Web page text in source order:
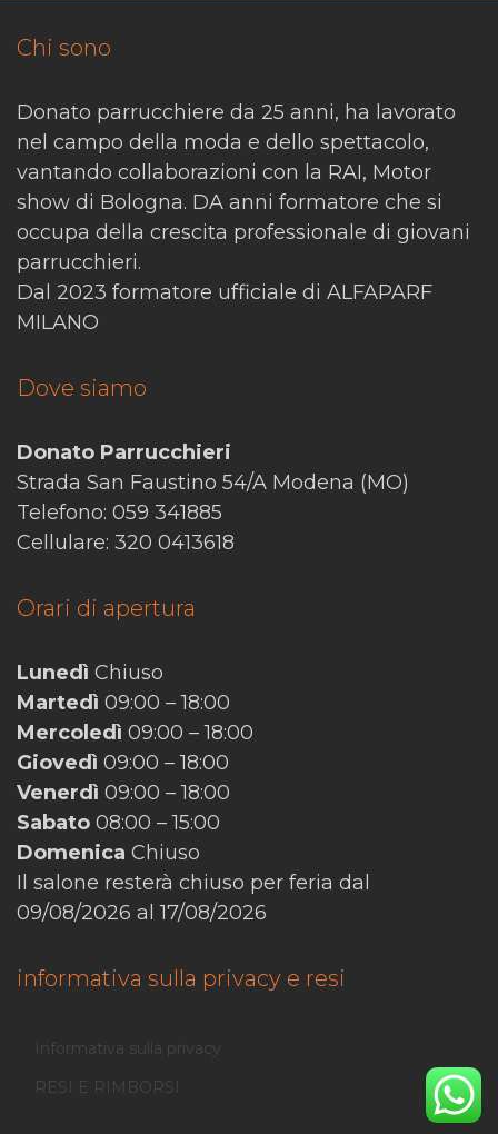
Chi sono
Donato parrucchiere da 25 anni, ha lavorato
nel campo della moda e dello spettacolo,
vantando collaborazioni con la RAI, Motor
show di Bologna. DA anni formatore che si
occupa della crescita professionale di giovani
parrucchieri.
Dal 2023 formatore ufficiale di ALFAPARF
MILANO
Dove siamo
Donato Parrucchieri
Strada San Faustino 54/A Modena (MO)
Telefono: 059 341885
Cellulare: 320 0413618
Orari di apertura
Lunedì Chiuso
Martedì 09:00 – 18:00
Mercoledì 09:00 – 18:00
Giovedì 09:00 – 18:00
Venerdì 09:00 – 18:00
Sabato 08:00 – 15:00
Domenica Chiuso
Il salone resterà chiuso per feria dal
09/08/2026 al 17/08/2026
informativa sulla privacy e resi
Informativa sulla privacy
RESI E RIMBORSI